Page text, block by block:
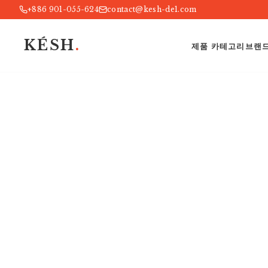
+886 901-055-624 contact@kesh-de1.com
KÉSH. 제품 카테고리 브랜